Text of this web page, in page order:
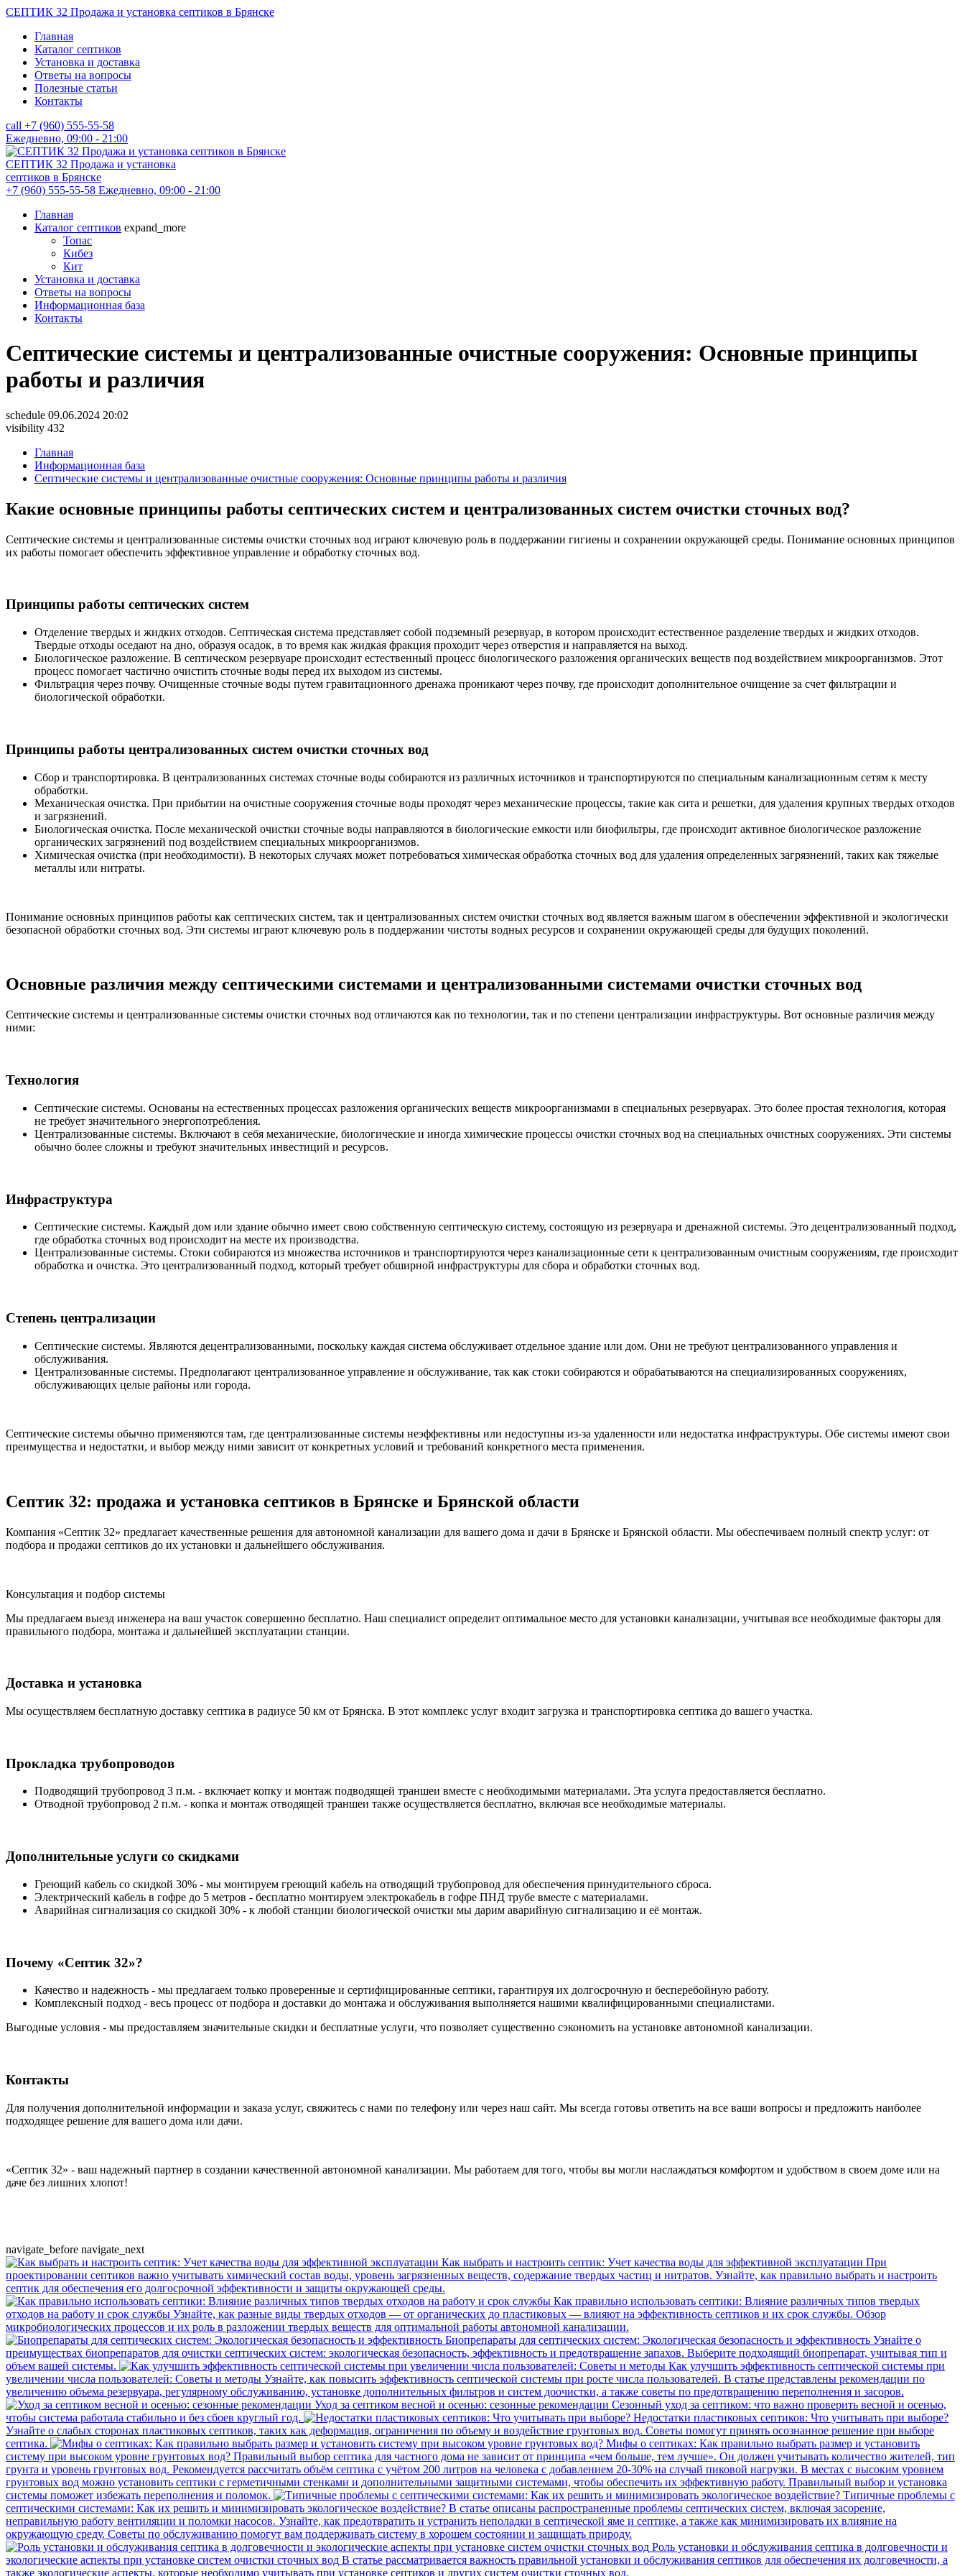
СЕПТИК 32 Продажа и установка септиков в Брянске
Главная
Каталог септиков
Установка и доставка
Ответы на вопросы
Полезные статьи
Контакты
call +7 (960) 555-55-58
Ежедневно, 09:00 - 21:00
СЕПТИК 32 Продажа и установка
септиков в Брянске
+7 (960) 555-55-58 Ежедневно, 09:00 - 21:00
Главная
Каталог септиков expand_more
Топас
Кибез
Кит
Установка и доставка
Ответы на вопросы
Информационная база
Контакты
Септические системы и централизованные очистные сооружения: Основные принципы
работы и различия
schedule 09.06.2024 20:02
visibility 432
Главная
Информационная база
Септические системы и централизованные очистные сооружения: Основные принципы работы и различия
Какие основные принципы работы септических систем и централизованных систем очистки сточных вод?
Септические системы и централизованные системы очистки сточных вод играют ключевую роль в поддержании гигиены и сохранении окружающей среды. Понимание основных принципов
их работы помогает обеспечить эффективное управление и обработку сточных вод.
Принципы работы септических систем
Отделение твердых и жидких отходов. Септическая система представляет собой подземный резервуар, в котором происходит естественное разделение твердых и жидких отходов.
Твердые отходы оседают на дно, образуя осадок, в то время как жидкая фракция проходит через отверстия и направляется на выход.
Биологическое разложение. В септическом резервуаре происходит естественный процесс биологического разложения органических веществ под воздействием микроорганизмов. Этот
процесс помогает частично очистить сточные воды перед их выходом из системы.
Фильтрация через почву. Очищенные сточные воды путем гравитационного дренажа проникают через почву, где происходит дополнительное очищение за счет фильтрации и
биологической обработки.
Принципы работы централизованных систем очистки сточных вод
Сбор и транспортировка. В централизованных системах сточные воды собираются из различных источников и транспортируются по специальным канализационным сетям к месту
обработки.
Механическая очистка. При прибытии на очистные сооружения сточные воды проходят через механические процессы, такие как сита и решетки, для удаления крупных твердых отходов
и загрязнений.
Биологическая очистка. После механической очистки сточные воды направляются в биологические емкости или биофильтры, где происходит активное биологическое разложение
органических загрязнений под воздействием специальных микроорганизмов.
Химическая очистка (при необходимости). В некоторых случаях может потребоваться химическая обработка сточных вод для удаления определенных загрязнений, таких как тяжелые
металлы или нитраты.
Понимание основных принципов работы как септических систем, так и централизованных систем очистки сточных вод является важным шагом в обеспечении эффективной и экологически
безопасной обработки сточных вод. Эти системы играют ключевую роль в поддержании чистоты водных ресурсов и сохранении окружающей среды для будущих поколений.
Основные различия между септическими системами и централизованными системами очистки сточных вод
Септические системы и централизованные системы очистки сточных вод отличаются как по технологии, так и по степени централизации инфраструктуры. Вот основные различия между
ними:
Технология
Септические системы. Основаны на естественных процессах разложения органических веществ микроорганизмами в специальных резервуарах. Это более простая технология, которая
не требует значительного энергопотребления.
Централизованные системы. Включают в себя механические, биологические и иногда химические процессы очистки сточных вод на специальных очистных сооружениях. Эти системы
обычно более сложны и требуют значительных инвестиций и ресурсов.
Инфраструктура
Септические системы. Каждый дом или здание обычно имеет свою собственную септическую систему, состоящую из резервуара и дренажной системы. Это децентрализованный подход,
где обработка сточных вод происходит на месте их производства.
Централизованные системы. Стоки собираются из множества источников и транспортируются через канализационные сети к централизованным очистным сооружениям, где происходит
обработка и очистка. Это централизованный подход, который требует обширной инфраструктуры для сбора и обработки сточных вод.
Степень централизации
Септические системы. Являются децентрализованными, поскольку каждая система обслуживает отдельное здание или дом. Они не требуют централизованного управления и
обслуживания.
Централизованные системы. Предполагают централизованное управление и обслуживание, так как стоки собираются и обрабатываются на специализированных сооружениях,
обслуживающих целые районы или города.
Септические системы обычно применяются там, где централизованные системы неэффективны или недоступны из-за удаленности или недостатка инфраструктуры. Обе системы имеют свои
преимущества и недостатки, и выбор между ними зависит от конкретных условий и требований конкретного места применения.
Септик 32: продажа и установка септиков в Брянске и Брянской области
Компания «Септик 32» предлагает качественные решения для автономной канализации для вашего дома и дачи в Брянске и Брянской области. Мы обеспечиваем полный спектр услуг: от
подбора и продажи септиков до их установки и дальнейшего обслуживания.
Консультация и подбор системы
Мы предлагаем выезд инженера на ваш участок совершенно бесплатно. Наш специалист определит оптимальное место для установки канализации, учитывая все необходимые факторы для
правильного подбора, монтажа и дальнейшей эксплуатации станции.
Доставка и установка
Мы осуществляем бесплатную доставку септика в радиусе 50 км от Брянска. В этот комплекс услуг входит загрузка и транспортировка септика до вашего участка.
Прокладка трубопроводов
Подводящий трубопровод 3 п.м. - включает копку и монтаж подводящей траншеи вместе с необходимыми материалами. Эта услуга предоставляется бесплатно.
Отводной трубопровод 2 п.м. - копка и монтаж отводящей траншеи также осуществляется бесплатно, включая все необходимые материалы.
Дополнительные услуги со скидками
Греющий кабель со скидкой 30% - мы монтируем греющий кабель на отводящий трубопровод для обеспечения принудительного сброса.
Электрический кабель в гофре до 5 метров - бесплатно монтируем электрокабель в гофре ПНД трубе вместе с материалами.
Аварийная сигнализация со скидкой 30% - к любой станции биологической очистки мы дарим аварийную сигнализацию и её монтаж.
Почему «Септик 32»?
Качество и надежность - мы предлагаем только проверенные и сертифицированные септики, гарантируя их долгосрочную и бесперебойную работу.
Комплексный подход - весь процесс от подбора и доставки до монтажа и обслуживания выполняется нашими квалифицированными специалистами.
Выгодные условия - мы предоставляем значительные скидки и бесплатные услуги, что позволяет существенно сэкономить на установке автономной канализации.
Контакты
Для получения дополнительной информации и заказа услуг, свяжитесь с нами по телефону или через наш сайт. Мы всегда готовы ответить на все ваши вопросы и предложить наиболее
подходящее решение для вашего дома или дачи.
«Септик 32» - ваш надежный партнер в создании качественной автономной канализации. Мы работаем для того, чтобы вы могли наслаждаться комфортом и удобством в своем доме или на
даче без лишних хлопот!
Интересные статьи
navigate_before navigate_next
Как выбрать и настроить септик: Учет качества воды для эффективной эксплуатации При
проектировании септиков важно учитывать химический состав воды, уровень загрязненных веществ, содержание твердых частиц и нитратов. Узнайте, как правильно выбрать и настроить
септик для обеспечения его долгосрочной эффективности и защиты окружающей среды.
Как правильно использовать септики: Влияние различных типов твердых
отходов на работу и срок службы Узнайте, как разные виды твердых отходов — от органических до пластиковых — влияют на эффективность септиков и их срок службы. Обзор
микробиологических процессов и их роль в разложении твердых веществ для оптимальной работы автономной канализации.
Биопрепараты для септических систем: Экологическая безопасность и эффективность Узнайте о
преимуществах биопрепаратов для очистки септических систем: экологическая безопасность, эффективность и предотвращение запахов. Выберите подходящий биопрепарат, учитывая тип и
объем вашей системы.
Как улучшить эффективность септической системы при
увеличении числа пользователей: Советы и методы Узнайте, как повысить эффективность септической системы при росте числа пользователей. В статье представлены рекомендации по
увеличению объема резервуара, регулярному обслуживанию, установке дополнительных фильтров и систем доочистки, а также советы по предотвращению переполнения и засоров.
Уход за септиком весной и осенью: сезонные рекомендации Сезонный уход за септиком: что важно проверить весной и осенью,
чтобы система работала стабильно и без сбоев круглый год.
Недостатки пластиковых септиков: Что учитывать при выборе?
Узнайте о слабых сторонах пластиковых септиков, таких как деформация, ограничения по объему и воздействие грунтовых вод. Советы помогут принять осознанное решение при выборе
септика.
Мифы о септиках: Как правильно выбрать размер и установить
систему при высоком уровне грунтовых вод? Правильный выбор септика для частного дома не зависит от принципа «чем больше, тем лучше». Он должен учитывать количество жителей, тип
грунта и уровень грунтовых вод. Рекомендуется рассчитать объём септика с учётом 200 литров на человека с добавлением 20-30% на случай пиковой нагрузки. В местах с высоким уровнем
грунтовых вод можно установить септики с герметичными стенками и дополнительными защитными системами, чтобы обеспечить их эффективную работу. Правильный выбор и установка
системы поможет избежать переполнения и поломок.
Типичные проблемы с
септическими системами: Как их решить и минимизировать экологическое воздействие? В статье описаны распространенные проблемы септических систем, включая засорение,
неправильную работу вентиляции и поломки насосов. Узнайте, как предотвратить и устранить неполадки в септической яме и септике, а также как минимизировать их влияние на
окружающую среду. Советы по обслуживанию помогут вам поддерживать систему в хорошем состоянии и защищать природу.
Роль установки и обслуживания септика в долговечности и
экологические аспекты при установке систем очистки сточных вод В статье рассматривается важность правильной установки и обслуживания септиков для обеспечения их долговечности, а
также экологические аспекты, которые необходимо учитывать при установке септиков и других систем очистки сточных вод.